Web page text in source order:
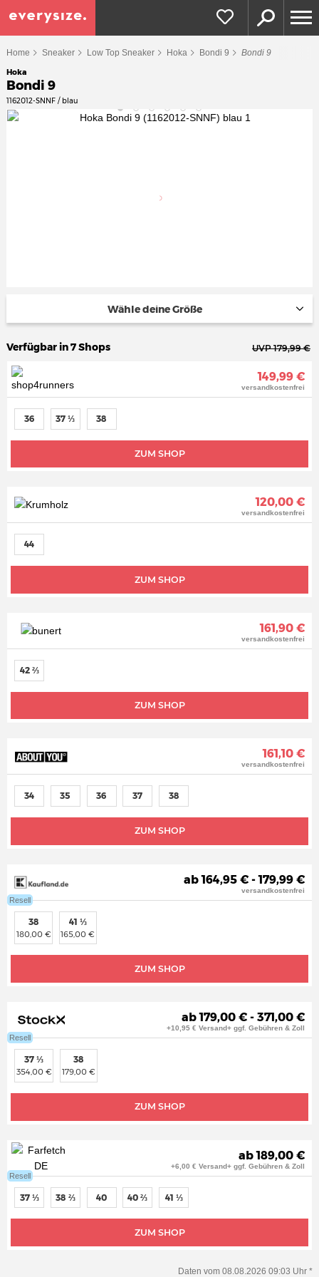
Home Sneaker Low Top Sneaker Hoka Bondi 9 Bondi 9
Hoka
Bondi 9
1162012-SNNF / blau
Wähle deine Größe
Verfügbar in 7 Shops UVP 179,99 €
149,99 €
versandkostenfrei
ZUM SHOP
36 37 ⅓ 38
120,00 €
versandkostenfrei
ZUM SHOP
44
161,90 €
versandkostenfrei
ZUM SHOP
42 ⅔
161,10 €
versandkostenfrei
ZUM SHOP
34 35 36 37 38
Resell
ab 164,95 € - 179,99 €
versandkostenfrei
ZUM SHOP
38
180,00 €
41 ⅓
165,00 €
Resell
ab 179,00 € - 371,00 €
+10,95 € Versand+ ggf. Gebühren & Zoll
ZUM SHOP
37 ⅓
354,00 €
38
179,00 €
Resell
ab 189,00 €
+6,00 € Versand+ ggf. Gebühren & Zoll
ZUM SHOP
37 ⅓ 38 ⅔ 40 40 ⅔ 41 ⅓
Daten vom 08.08.2026 09:03 Uhr *